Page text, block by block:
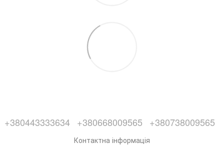
+380443333634 +380668009565 +380738009565
Контактна інформація